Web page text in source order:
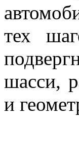
тех
шасси,
и